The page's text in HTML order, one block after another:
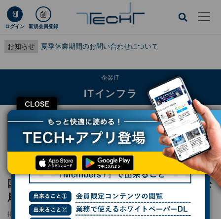
ログイン 新規会員登録
お知らせ 夏季休業期間のお問い合わせについて
CLOSE
企業IT
ITインフラ
TECH+ 企業IT
ITインフラ
国内生成AIは、この先どうなる？ - 伊藤氏×松尾氏×元榮氏「Gen AI EXPO」で
レポート
国内生成AIは、この先どうなる？ - 伊藤氏×松
尾氏×元榮氏「Gen AI EXPO」で対談
掲載日 2023/11/02 07:00 更新日2023/11/02 10:00